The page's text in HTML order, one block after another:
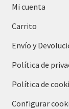
Mi cuenta
Carrito
Envío y
Política de
Política de
Configurar